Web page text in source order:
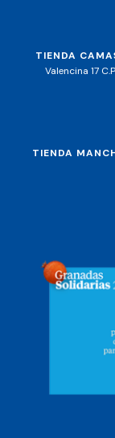
TIENDA
Valencina 17
TIENDA